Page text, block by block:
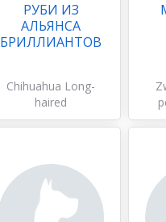
РУБИ ИЗ
АЛЬЯНСА
БРИЛЛИАНТОВ
Chihuahua Long-
haired